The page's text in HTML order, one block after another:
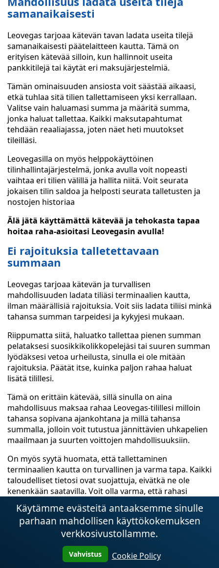
samanaikaisesti
Leovegas tarjoaa kätevän tavan ladata useita tilejä
samanaikaisesti päätelaitteen kautta. Tämä on
erityisen kätevää silloin, kun hallinnoit useita
pankkitilejä tai käytät eri maksujärjestelmiä.
Tämän ominaisuuden ansiosta voit säästää aikaasi,
etkä tuhlaa sitä tilien tallettamiseen yksi kerrallaan.
Valitse vain haluamasi summa ja määritä summa,
jonka haluat tallettaa. Kaikki maksutapahtumat
tehdään reaaliajassa, joten näet heti muutokset
tileilläsi.
Leovegasilla on myös helppokäyttöinen
tilinhallintajärjestelmä, jonka avulla voit nopeasti
vaihtaa eri tilien välillä ja hallita niitä. Voit seurata
jokaisen tilin saldoa ja helposti seurata talletusten ja
nostojen historiaa
Älä jätä käyttämättä kätevää ja tehokasta tapaa
hoitaa raha-asioitasi Leovegasin avulla!
Ei rajoituksia talletettavaan
summaan
Leovegas tarjoaa kätevän ja turvallisen
mahdollisuuden ladata tiliäsi terminaalien kautta,
ilman määrällisiä rajoituksia. Voit siis ladata tiliisi minkä
tahansa summan tarpeidesi ja kykyjesi mukaan.
Riippumatta siitä, haluatko tallettaa pienen summan
pelataksesi suosikkikolikkopelejäsi tai suuren summan
lyödäksesi vetoa urheilusta, sinulla ei ole mitään
rajoituksia. Päätät itse, kuinka paljon rahaa haluat
lisätä tilillesi.
Tämä on erittäin kätevää, sillä sinulla on aina
mahdollisuus maksaa rahaa Leovegas-tilillesi milloin
tahansa sopivana ajankohtana ja millä tahansa
summalla, jolloin voit tutustua jännittävien uhkapelien
maailmaan ja suurten voittojen mahdollisuuksiin.
On myös syytä huomata, että tallettaminen
terminaalien kautta on turvallinen ja varma tapa. Kaikki
taloudelliset tietosi ovat suojattuja, eivätkä ne ole
kenenkään saatavilla. Voit olla varma, että rahasi
hyvitetään välittömästi ja turvallisesti.
Mahdollisuus käyttää päätelaitteesi
Kun käytät Leovegas-päätettä, saat ainutlaatuisen
mahdollisuuden paitsi tallettaa tilisi ja aloittaa
Käytämme evästeitä antaaksemme sinulle
parhaan mahdollisen käyttökokemuksen
verkkosivustollamme.
Vahvistus Cookie Policy